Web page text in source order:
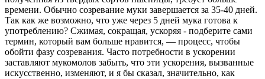
времени. Обычно созревание муки завершается за 35-40 дней.
Так как же возможно, что уже через 5 дней мука готова к
употреблению? Сжимая, сокращая, ускоряя - подберите сами
термин, который вам больше нравится, — процесс, чтобы
обойти фазу созревания. Часто потребности в ускорении
заставляют мукомолов забыть, что эти ускорения, вызванные
искусственно, изменяют, и я бы сказал, значительно, как